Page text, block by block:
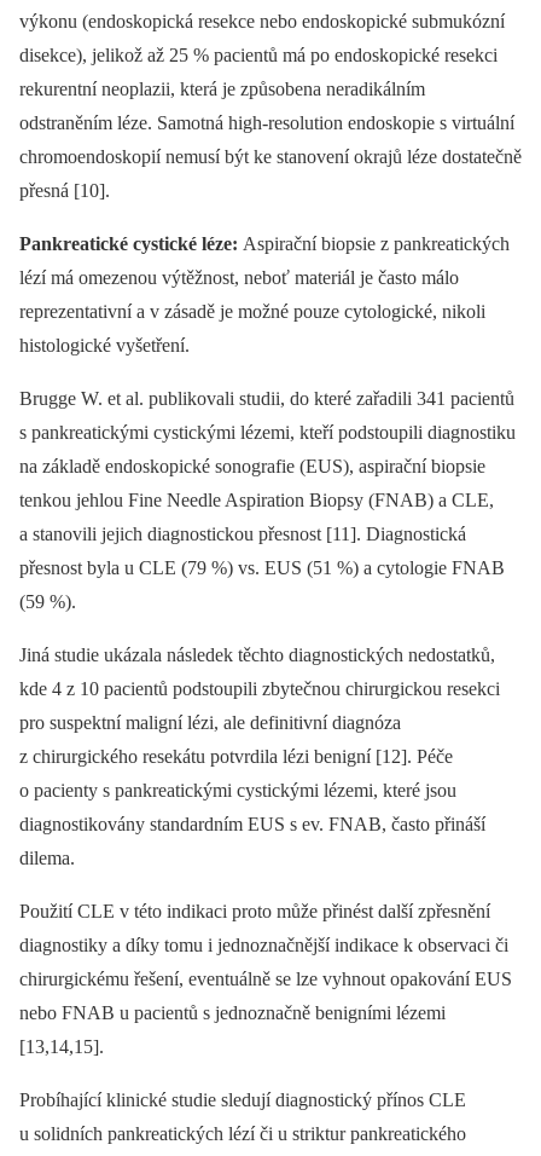
výkonu (endoskopická resekce nebo endoskopické submukózní
disekce), jelikož až 25 % pacientů má po endoskopické resekci
rekurentní neoplazii, která je způsobena neradikálním
odstraněním léze. Samotná high-resolution endoskopie s virtuální
chromoendoskopií nemusí být ke stanovení okrajů léze dostatečně
přesná [10].
Pankreatické cystické léze: Aspirační biopsie z pankreatických
lézí má omezenou výtěžnost, neboť materiál je často málo
reprezentativní a v zásadě je možné pouze cytologické, nikoli
histologické vyšetření.
Brugge W. et al. publikovali studii, do které zařadili 341 pacientů
s pankreatickými cystickými lézemi, kteří podstoupili diagnostiku
na základě endoskopické sonografie (EUS), aspirační biopsie
tenkou jehlou Fine Needle Aspiration Biopsy (FNAB) a CLE,
a stanovili jejich diagnostickou přesnost [11]. Diagnostická
přesnost byla u CLE (79 %) vs. EUS (51 %) a cytologie FNAB
(59 %).
Jiná studie ukázala následek těchto diagnostických nedostatků,
kde 4 z 10 pacientů podstoupili zbytečnou chirurgickou resekci
pro suspektní maligní lézi, ale definitivní diagnóza
z chirurgického resekátu potvrdila lézi benigní [12]. Péče
o pacienty s pankreatickými cystickými lézemi, které jsou
diagnostikovány standardním EUS s ev. FNAB, často přináší
dilema.
Použití CLE v této indikaci proto může přinést další zpřesnění
diagnostiky a díky tomu i jednoznačnější indikace k observaci či
chirurgickému řešení, eventuálně se lze vyhnout opakování EUS
nebo FNAB u pacientů s jednoznačně benigními lézemi
[13,14,15].
Probíhající klinické studie sledují diagnostický přínos CLE
u solidních pankreatických lézí či u striktur pankreatického